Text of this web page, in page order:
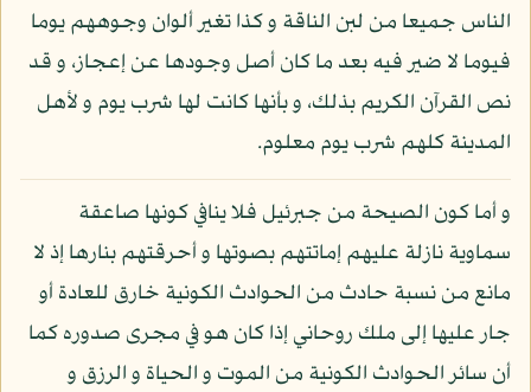
الناس جميعا من لبن الناقة و كذا تغير ألوان وجوههم يوما
فيوما لا ضير فيه بعد ما كان أصل وجودها عن إعجاز، و قد
نص القرآن الكريم بذلك، و بأنها كانت لها شرب يوم و لأهل
المدينة كلهم شرب يوم معلوم.
و أما كون الصيحة من جبرئيل فلا ينافي كونها صاعقة
سماوية نازلة عليهم إماتتهم بصوتها و أحرقتهم بنارها إذ لا
مانع من نسبة حادث من الحوادث الكونية خارق للعادة أو
جار عليها إلى ملك روحاني إذا كان هو في مجرى صدوره كما
أن سائر الحوادث الكونية من الموت و الحياة و الرزق و